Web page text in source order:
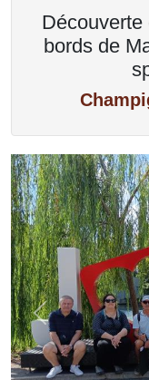
bords de
Previous